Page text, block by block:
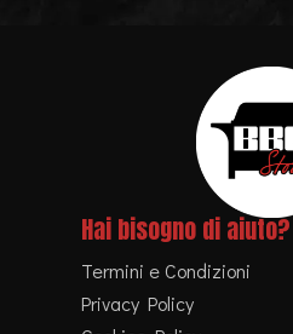
Hai bisogno di aiuto?
Termini e Condizioni
Privacy Policy